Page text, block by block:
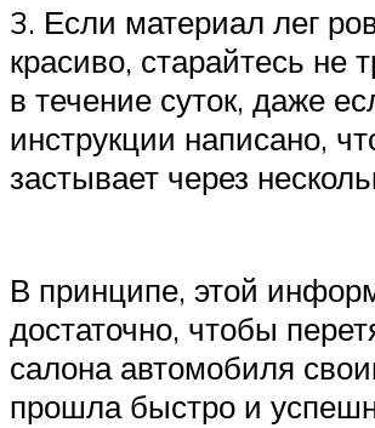
3. Если материал лег
красиво, старайтесь не
в течение суток, даже
инструкции написано,
застывает через
В принципе, этой
достаточно, чтобы
салона автомобиля
прошла быстро и